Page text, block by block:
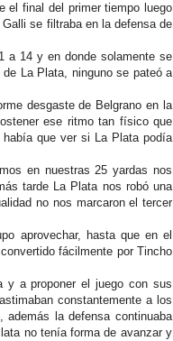
el final del primer tiempo luego
se filtraba en la defensa de
a 14 y en donde solamente se
La Plata, ninguno se pateó a
desgaste de Belgrano en la
ese ritmo tan físico que
que ver si La Plata podía
en nuestras 25 yardas nos
tarde La Plata nos robó una
no nos marcaron el tercer
aprovechar, hasta que en el
fácilmente por Tincho
y a proponer el juego con sus
constantemente a los
además la defensa continuaba
no tenía forma de avanzar y